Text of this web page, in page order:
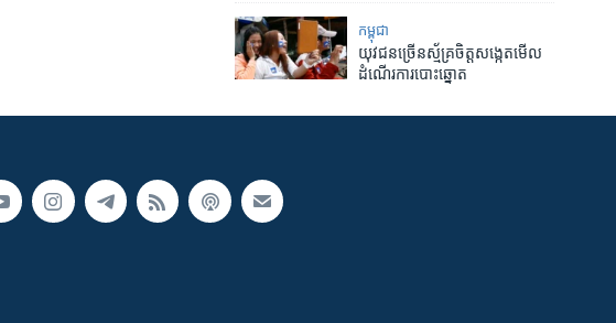
កម្ពុជា
យុវជន​ច្រើន​ស្ម័គ្រ​ចិត្ត​សង្កេត​មើល
ដំណើរ​ការ​បោះឆ្នោត